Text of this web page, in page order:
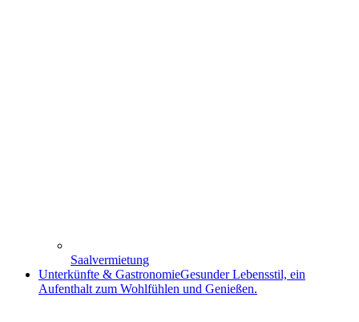
Saalvermietung
Unterkünfte & GastronomieGesunder Lebensstil, ein
Aufenthalt zum Wohlfühlen und Genießen.